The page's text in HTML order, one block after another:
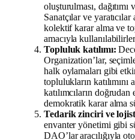
oluşturulması,
Sanatçılar ve yaratıcılar
kolektif karar alma ve
amacıyla
Topluluk katılımı:
Organization’lar,
halk oylamaları gibi
toplulukların katılımını
katılımcıların
demokratik karar alma
Tedarik zinciri ve
envanter yönetimi gibi
DAO’lar aracılığıyla